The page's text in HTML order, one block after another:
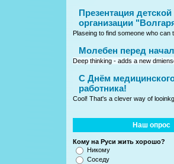
Презентация детской
организации
Plaseing to find someone who can
Молебен перед
Deep thinking - adds a new
C Днём
работника!
Cool! That's a clever way of
Наш опрос
Кому на Руси жить хорошо?
Никому
Соседу